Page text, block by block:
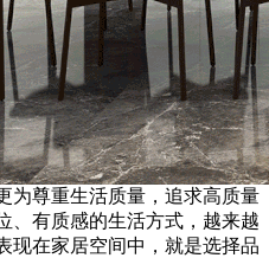
为尊重生活质量，追求高质量
、有质感的生活方式，越来越
现在家居空间中，就是选择品